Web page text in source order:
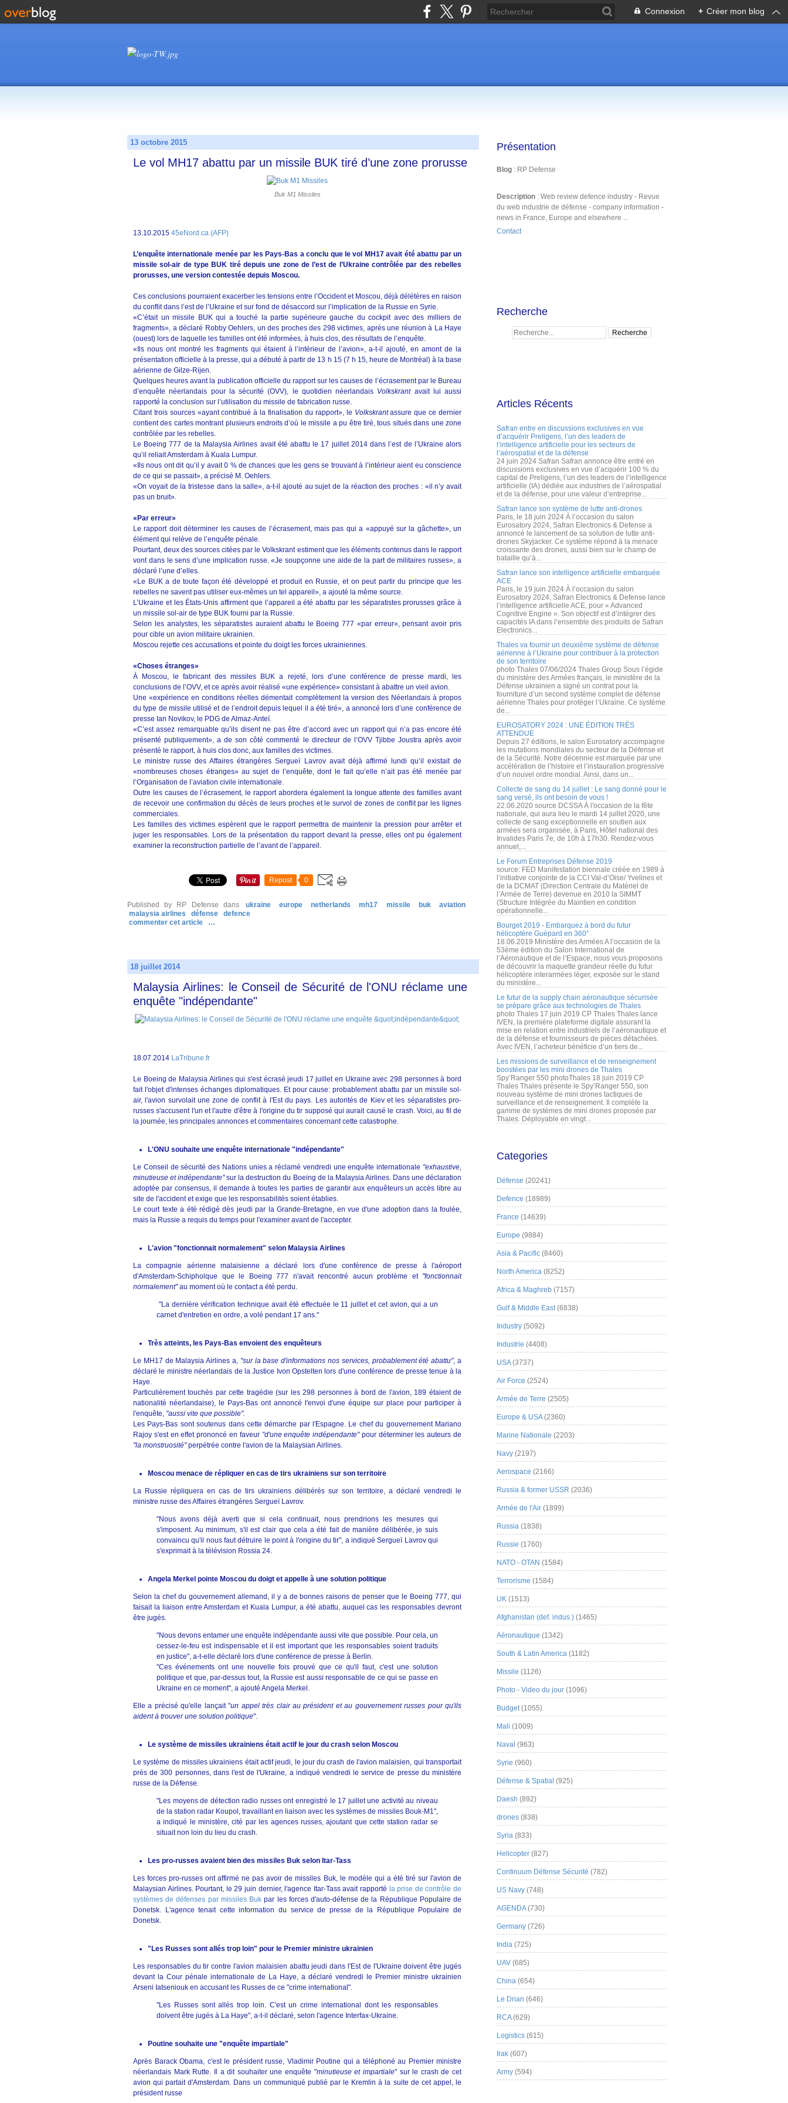
Connexion + Créer mon blog
13 octobre 2015
Le vol MH17 abattu par un missile BUK tiré d’une zone prorusse
Buk M1 Missiles
13.10.2015 45eNord.ca (AFP)
L’enquête internationale menée par les Pays-Bas a conclu que le vol MH17 avait été abattu par un
missile sol-air de type BUK tiré depuis une zone de l’est de l’Ukraine contrôlée par des rebelles
prorusses, une version contestée depuis Moscou.
Ces conclusions pourraient exacerber les tensions entre l’Occident et Moscou, déjà délétères en raison
du conflit dans l’est de l’Ukraine et sur fond de désaccord sur l’implication de la Russie en Syrie.
«C’était un missile BUK qui a touché la partie supérieure gauche du cockpit avec des milliers de
fragments», a déclaré Robby Oehlers, un des proches des 298 victimes, après une réunion à La Haye
(ouest) lors de laquelle les familles ont été informées, à huis clos, des résultats de l’enquête.
«Ils nous ont montré les fragments qui étaient à l’intérieur de l’avion», a-t-il ajouté, en amont de la
présentation officielle à la presse, qui a débuté à partir de 13 h 15 (7 h 15, heure de Montréal) à la base
aérienne de Gilze-Rijen.
Quelques heures avant la publication officielle du rapport sur les causes de l’écrasement par le Bureau
d’enquête néerlandais pour la sécurité (OVV), le quotidien néerlandais Volkskrantavait lui aussi
rapporté la conclusion sur l’utilisation du missile de fabrication russe.
Citant trois sources «ayant contribué à la finalisation du rapport», le Volkskrantassure que ce dernier
contient des cartes montrant plusieurs endroits d’où le missile a pu être tiré, tous situés dans une zone
contrôlée par les rebelles.
Le Boeing 777 de la Malaysia Airlines avait été abattu le 17 juillet 2014 dans l’est de l’Ukraine alors
qu’il reliait Amsterdam à Kuala Lumpur.
«Ils nous ont dit qu’il y avait 0 % de chances que les gens se trouvant à l’intérieur aient eu conscience
de ce qui se passait», a précisé M. Oehlers.
«On voyait de la tristesse dans la salle», a-t-il ajouté au sujet de la réaction des proches : «il n’y avait
pas un bruit».
«Par erreur»
Le rapport doit déterminer les causes de l’écrasement, mais pas qui a «appuyé sur la gâchette», un
élément qui relève de l’enquête pénale.
Pourtant, deux des sources citées par le Volkskrant estiment que les éléments contenus dans le rapport
vont dans le sens d’une implication russe. «Je soupçonne une aide de la part de militaires russes», a
déclaré l’une d’elles.
«Le BUK a de toute façon été développé et produit en Russie, et on peut partir du principe que les
rebelles ne savent pas utiliser eux-mêmes un tel appareil», a ajouté la même source.
L’Ukraine et les États-Unis affirment que l’appareil a été abattu par les séparatistes prorusses grâce à
un missile sol-air de type BUK fourni par la Russie.
Selon les analystes, les séparatistes auraient abattu le Boeing 777 «par erreur», pensant avoir pris
pour cible un avion militaire ukrainien.
Moscou rejette ces accusations et pointe du doigt les forces ukrainiennes.
«Choses étranges»
À Moscou, le fabricant des missiles BUK a rejeté, lors d’une conférence de presse mardi, les
conclusions de l’OVV, et ce après avoir réalisé «une expérience» consistant à abattre un vieil avion.
Une «expérience en conditions réelles démentait complètement la version des Néerlandais à propos
du type de missile utilisé et de l’endroit depuis lequel il a été tiré», a annoncé lors d’une conférence de
presse Ian Novikov, le PDG de Almaz-Anteï.
«C’est assez remarquable qu’ils disent ne pas être d’accord avec un rapport qui n’a pas encore été
présenté publiquement», a de son côté commenté le directeur de l’OVV Tjibbe Joustra après avoir
présenté le rapport, à huis clos donc, aux familles des victimes.
Le ministre russe des Affaires étrangères Sergueï Lavrov avait déjà affirmé lundi qu’il existait de
«nombreuses choses étranges» au sujet de l’enquête, dont le fait qu’elle n’ait pas été menée par
l’Organisation de l’aviation civile internationale.
Outre les causes de l’écrasement, le rapport abordera également la longue attente des familles avant
de recevoir une confirmation du décès de leurs proches et le survol de zones de conflit par les lignes
commerciales.
Les familles des victimes espèrent que le rapport permettra de maintenir la pression pour arrêter et
juger les responsables. Lors de la présentation du rapport devant la presse, elles ont pu également
examiner la reconstruction partielle de l’avant de l’appareil.
Repost 0
Published by RP Defense dans ukraine europe netherlands mh17 missile buk
aviation
malaysia airlines
défense
defence
commenter cet article
…
18 juillet 2014
Malaysia Airlines: le Conseil de Sécurité de l'ONU réclame une
enquête "indépendante"
18.07.2014 LaTribune.fr
Le Boeing de Malaysia Airlines qui s'est écrasé jeudi 17 juillet en Ukraine avec 298 personnes à bord
fait l'objet d'intenses échanges diplomatiques. Et pour cause: probablement abattu par un missile sol-
air, l'avion survolait une zone de conflit à l'Est du pays. Les autorités de Kiev et les séparatistes pro-
russes s'accusent l'un et l'autre d'être à l'origine du tir supposé qui aurait causé le crash. Voici, au fil de
la journée, les principales annonces et commentaires concernant cette catastrophe.
L'ONU souhaite une enquête internationale "indépendante"
Le Conseil de sécurité des Nations unies a réclamé vendredi une enquête internationale "exhaustive,
minutieuse et indépendante"sur la destruction du Boeing de la Malaysia Airlines. Dans une déclaration
adoptée par consensus, il demande à toutes les parties de garantir aux enquêteurs un accès libre au
site de l'accident et exige que les responsabilités soient établies.
Le court texte a été rédigé dès jeudi par la Grande-Bretagne, en vue d'une adoption dans la foulée,
mais la Russie a requis du temps pour l'examiner avant de l'accepter.
L'avion "fonctionnait normalement" selon Malaysia Airlines
La compagnie aérienne malaisienne a déclaré lors d'une conférence de presse à l'aéroport
d'Amsterdam-Schipholque que le Boeing 777 n'avait rencontré aucun problème et "fonctionnait
normalement"au moment où le contact a été perdu.
"La dernière vérification technique avait été effectuée le 11 juillet et cet avion, qui a un
carnet d'entretien en ordre, a volé pendant 17 ans."
Très atteints, les Pays-Bas envoient des enquêteurs
Le MH17 de Malaysia Airlines a, "sur la base d'informations nos services, probablement été abattu", a
déclaré le ministre néerlandais de la Justice Ivon Opstelten lors d'une conférence de presse tenue à la
Haye.
Particulièrement touchés par cette tragédie (sur les 298 personnes à bord de l'avion, 189 étaient de
nationalité néerlandaise), le Pays-Bas ont annoncé l'envoi d'une équipe sur place pour participer à
l'enquête, "aussi vite que possible".
Les Pays-Bas sont soutenus dans cette démarche par l'Espagne. Le chef du gouvernement Mariano
Rajoy s'est en effet prononcé en faveur "d'une enquête indépendante"pour déterminer les auteurs de
"la monstruosité"perpétrée contre l'avion de la Malaysian Airlines.
Moscou menace de répliquer en cas de tirs ukrainiens sur son territoire
La Russie répliquera en cas de tirs ukrainiens délibérés sur son territoire, a déclaré vendredi le
ministre russe des Affaires étrangères Sergueï Lavrov.
"Nous avons déjà averti que si cela continuait, nous prendrions les mesures qui
s'imposent. Au minimum, s'il est clair que cela a été fait de manière délibérée, je suis
convaincu qu'il nous faut détruire le point à l'origine du tir", a indiqué Sergueï Lavrov qui
s'exprimait à la télévision Rossia 24.
Angela Merkel pointe Moscou du doigt et appelle à une solution politique
Selon la chef du gouvernement allemand, il y a de bonnes raisons de penser que le Boeing 777, qui
faisait la liaison entre Amsterdam et Kuala Lumpur, a été abattu, auquel cas les responsables devront
être jugés.
"Nous devons entamer une enquête indépendante aussi vite que possible. Pour cela, un
cessez-le-feu est indispensable et il est important que les responsables soient traduits
en justice", a-t-elle déclaré lors d'une conférence de presse à Berlin.
"Ces événements ont une nouvelle fois prouvé que ce qu'il faut, c'est une solution
politique et que, par-dessus tout, la Russie est aussi responsable de ce qui se passe en
Ukraine en ce moment", a ajouté Angela Merkel.
Elle a précisé qu'elle lançait "un appel très clair au président et au gouvernement russes pour qu'ils
aident à trouver une solution politique".
Le système de missiles ukrainiens était actif le jour du crash selon Moscou
Le système de missiles ukrainiens était actif jeudi, le jour du crash de l'avion malaisien, qui transportait
près de 300 personnes, dans l'est de l'Ukraine, a indiqué vendredi le service de presse du ministère
russe de la Défense.
"Les moyens de détection radio russes ont enregistré le 17 juillet une activité au niveau
de la station radar Koupol, travaillant en liaison avec les systèmes de missiles Bouk-M1",
a indiqué le ministère, cité par les agences russes, ajoutant que cette station radar se
situait non loin du lieu du crash.
Les pro-russes avaient bien des missiles Buk selon Itar-Tass
Les forces pro-russes ont affirmé ne pas avoir de missiles Buk, le modèle qui a été tiré sur l'avion de
Malaysian Airlines. Pourtant, le 29 juin dernier, l'agence Itar-Tass avait rapporté la prise de contrôle de
systèmes de défenses par missiles Buk par les forces d'auto-défense de la République Populaire de
Donetsk. L'agence tenait cette information du service de presse de la République Populaire de
Donetsk.
"Les Russes sont allés trop loin" pour le Premier ministre ukrainien
Les responsables du tir contre l'avion malaisien abattu jeudi dans l'Est de l'Ukraine doivent être jugés
devant la Cour pénale internationale de La Haye, a déclaré vendredi le Premier ministre ukrainien
Arseni Iatseniouk en accusant les Russes de ce "crime international".
"Les Russes sont allés trop loin. C'est un crime international dont les responsables
doivent être jugés à La Haye", a-t-il déclaré, selon l'agence Interfax-Ukraine.
Poutine souhaite une "enquête impartiale"
Après Barack Obama, c'est le président russe, Vladimir Poutine qui a téléphoné au Premier ministre
néerlandais Mark Rutte. Il a dit souhaiter une enquête "minutieuse et impartiale" sur le crash de cet
avion qui partait d'Amsterdam. Dans un communiqué publié par le Kremlin à la suite de cet appel, le
président russe
Présentation
Blog : RP Defense
Description : Web review defence industry - Revue
du web industrie de défense - company information -
news in France, Europe and elsewhere ...
Contact
Recherche
Articles Récents
Safran entre en discussions exclusives en vue
d’acquérir Preligens, l’un des leaders de
l’intelligence artificielle pour les secteurs de
l’aérospatial et de la défense
24 juin 2024 Safran Safran annonce être entré en
discussions exclusives en vue d’acquérir 100 % du
capital de Preligens, l’un des leaders de l’intelligence
artificielle (IA) dédiée aux industries de l’aérospatial
et de la défense, pour une valeur d’entreprise...
Safran lance son système de lutte anti-drones
Paris, le 18 juin 2024 À l’occasion du salon
Eurosatory 2024, Safran Electronics & Defense a
annoncé le lancement de sa solution de lutte anti-
drones Skyjacker. Ce système répond à la menace
croissante des drones, aussi bien sur le champ de
bataille qu’à...
Safran lance son intelligence artificielle embarquée
ACE
Paris, le 19 juin 2024 À l’occasion du salon
Eurosatory 2024, Safran Electronics & Defense lance
l’intelligence artificielle ACE, pour « Advanced
Cognitive Engine ». Son objectif est d’intégrer des
capacités IA dans l’ensemble des produits de Safran
Electronics...
Thales va fournir un deuxième système de défense
aérienne à l’Ukraine pour contribuer à la protection
de son territoire
photo Thales 07/06/2024 Thales Group Sous l’égide
du ministère des Armées français, le ministère de la
Défense ukrainien a signé un contrat pour la
fourniture d’un second système complet de défense
aérienne Thales pour protéger l’Ukraine. Ce système
de...
EUROSATORY 2024 : UNE ÉDITION TRÈS
ATTENDUE
Depuis 27 éditions, le salon Eurosatory accompagne
les mutations mondiales du secteur de la Défense et
de la Sécurité. Notre décennie est marquée par une
accélération de l’histoire et l’instauration progressive
d’un nouvel ordre mondial. Ainsi, dans un...
Collecte de sang du 14 juillet : Le sang donné pour le
sang versé, ils ont besoin de vous !
22.06.2020 source DCSSA À l'occasion de la fête
nationale, qui aura lieu le mardi 14 juillet 2020, une
collecte de sang exceptionnelle en soutien aux
armées sera organisée, à Paris, Hôtel national des
Invalides Paris 7e, de 10h à 17h30. Rendez-vous
annuel,...
Le Forum Entreprises Défense 2019
source: FED Manifestation biennale créée en 1989 à
l’initiative conjointe de la CCI Val-d’Oise/ Yvelines et
de la DCMAT (Direction Centrale du Matériel de
l’Armée de Terre) devenue en 2010 la SIMMT
(Structure Intégrée du Maintien en condition
opérationnelle...
Bourget 2019 - Embarquez à bord du futur
hélicoptère Guépard en 360°
18.06.2019 Ministère des Armées A l’occasion de la
53ème édition du Salon International de
l’Aéronautique et de l’Espace, nous vous proposons
de découvrir la maquette grandeur réelle du futur
hélicoptère interarmées léger, exposée sur le stand
du ministère...
Le futur de la supply chain aéronautique sécurisée
se prépare grâce aux technologies de Thales
photo Thales 17 juin 2019 CP Thales Thales lance
IVEN, la première plateforme digitale assurant la
mise en relation entre industriels de l’aéronautique et
de la défense et fournisseurs de pièces détachées.
Avec IVEN, l’acheteur bénéficie d’un tiers de...
Les missions de surveillance et de renseignement
boostées par les mini drones de Thales
Spy’Ranger 550 photoThales 18 juin 2019 CP
Thales Thales présente le Spy’Ranger 550, son
nouveau système de mini drones tactiques de
surveillance et de renseignement. Il complète la
gamme de systèmes de mini drones proposée par
Thales. Déployable en vingt...
Categories
Défense (20241)
Defence (18989)
France (14639)
Europe (9884)
Asia & Pacific (8460)
North America (8252)
Africa & Maghreb (7157)
Gulf & Middle East(6838)
Industry (5092)
Industrie (4408)
USA(3737)
Air Force (2524)
Armée de Terre (2505)
Europe & USA(2360)
Marine Nationale (2203)
Navy (2197)
Aerospace (2166)
Russia & former USSR (2036)
Armée de l'Air (1899)
Russia (1838)
Russie (1760)
NATO - OTAN (1584)
Terrorisme (1584)
UK (1513)
Afghanistan (def. indus.) (1465)
Aéronautique (1342)
South & Latin America (1182)
Missile (1126)
Photo - Video du jour (1096)
Budget(1055)
Mali (1009)
Naval (963)
Syrie (960)
Défense & Spatial (925)
Daesh (892)
drones (838)
Syria (833)
Helicopter (827)
Continuum Défense Sécurité (782)
US Navy (748)
AGENDA(730)
Germany (726)
India (725)
UAV (685)
China (654)
Le Drian (646)
RCA(629)
Logistics (615)
Irak (607)
Army (594)